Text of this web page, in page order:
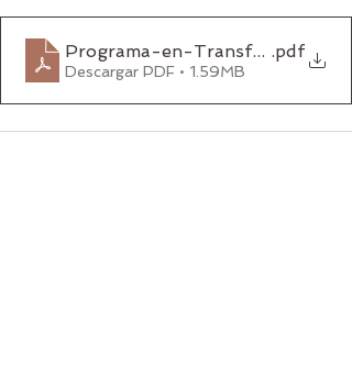
Programa-en-Transformacion-
.pdf
Descargar PDF • 1.59MB